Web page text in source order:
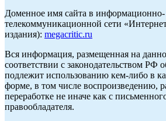
Доменное имя сайта в информационно-
телекоммуникационной сети
издания): megacritic.ru
Вся информация, размещенная на
соответствии с законодательством РФ
подлежит использованию кем-либо в
форме, в том числе воспроизведению,
переработке не иначе как с
правообладателя.